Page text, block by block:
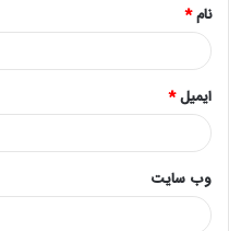
نام*
ایمیل*
وب‌ سایت